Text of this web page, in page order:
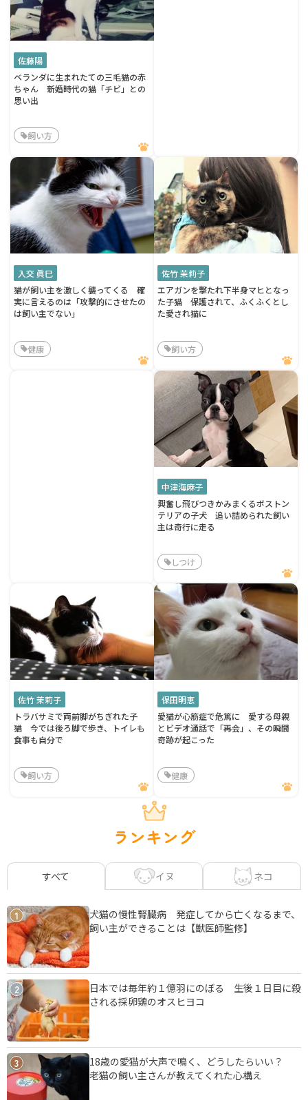
佐藤陽
ベランダに生まれたての三毛猫の赤
ちゃん 新婚時代の猫「チビ」との
思い出
飼い方
入交 眞巳
猫が飼い主を激しく襲ってくる 確
実に言えるのは「攻撃的にさせたの
は飼い主でない」
健康
佐竹 茉莉子
エアガンを撃たれ下半身マヒとなっ
た子猫 保護されて、ふくふくとし
た愛され猫に
飼い方
中津海麻子
興奮し飛びつきかみまくるボストン
テリアの子犬 追い詰められた飼い
主は奇行に走る
しつけ
佐竹 茉莉子
トラバサミで両前脚がちぎれた子
猫 今では後ろ脚で歩き、トイレも
食事も自分で
飼い方
保田明恵
愛猫が心筋症で危篤に 愛する母親
とビデオ通話で「再会」、その瞬間
奇跡が起こった
健康
ランキング
すべて イヌ ネコ
1
犬猫の慢性腎臓病 発症してから亡くなるまで、
飼い主ができることは【獣医師監修】
2
日本では毎年約１億羽にのぼる 生後１日目に殺
される採卵鶏のオスヒヨコ
3
18歳の愛猫が大声で鳴く、どうしたらいい？
老猫の飼い主さんが教えてくれた心構え